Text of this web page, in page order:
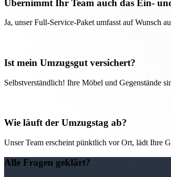
Übernimmt Ihr Team auch das Ein-
Ja, unser Full-Service-Paket umfasst auf Wunsch
Ist mein Umzugsgut versichert?
Selbstverständlich! Ihre Möbel und Gegenstände
Wie läuft der Umzugstag ab?
Unser Team erscheint pünktlich vor Ort, lädt Ihre
Alle Fragen geklärt?